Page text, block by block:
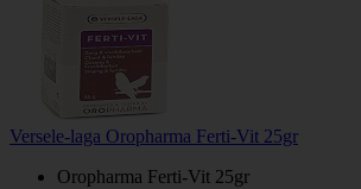
Versele-laga Oropharma Ferti-Vit 25gr
Oropharma Ferti-Vit 25gr